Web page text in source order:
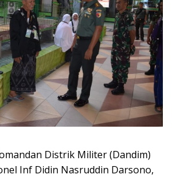
Distrik Militer (Dandim)
Inf Didin Nasruddin Darsono,